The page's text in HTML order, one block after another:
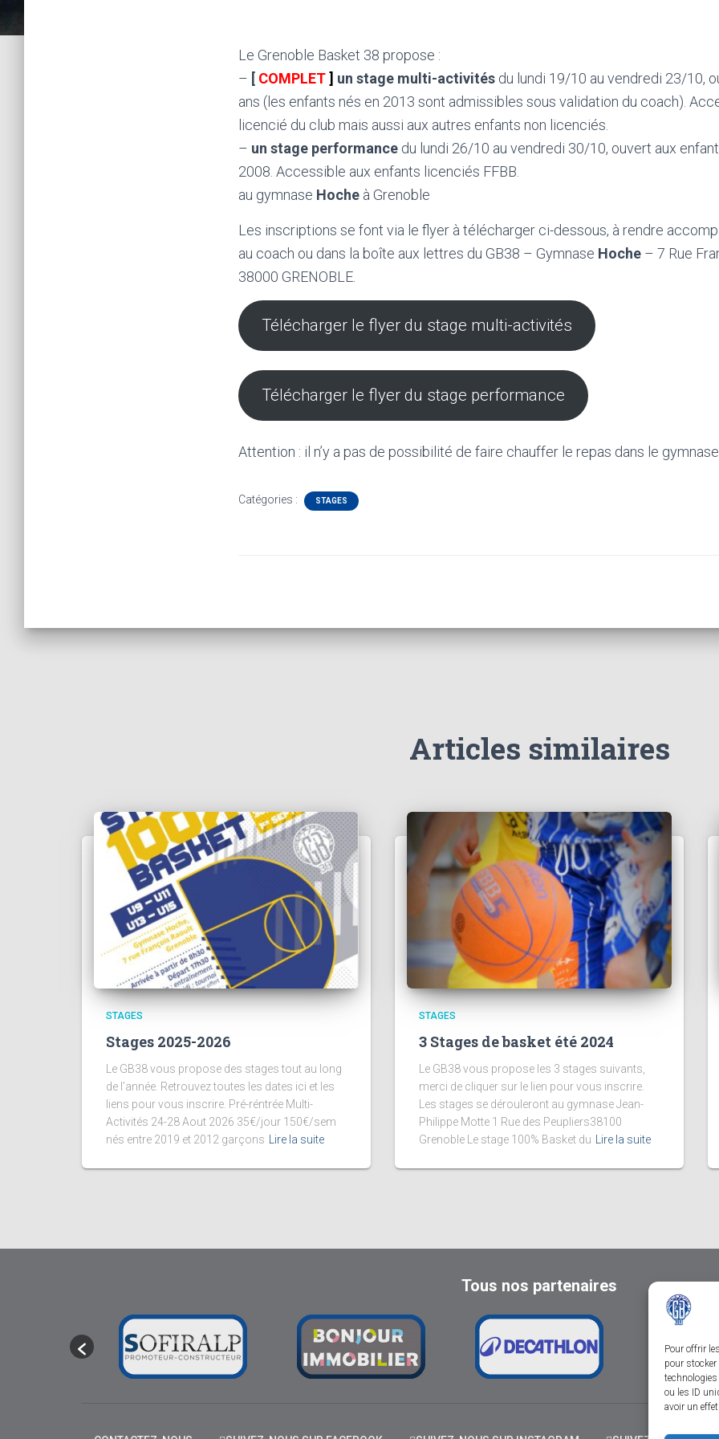
Pour offrir
pour
ou les ID
avoir un
Le Grenoble Basket 38 propose :
– [ COMPLET] un stage multi-activités du lundi 19/10 au vendredi 23/10,
ans (les enfants nés en 2013 sont admissibles sous validation du coach).
licencié du club mais aussi aux autres enfants non licenciés.
– un stage performance du lundi 26/10 au vendredi 30/10, ouvert aux
2008. Accessible aux enfants licenciés FFBB.
au gymnase Hoche à Grenoble
Les inscriptions se font via le flyer à télécharger ci-dessous, à rendre
au coach ou dans la boîte aux lettres du GB38 – Gymnase Hoche – 7 Rue
38000 GRENOBLE.
Télécharger le flyer du stage multi-activités
Télécharger le flyer du stage performance
Attention : il n’y a pas de possibilité de faire chauffer le repas dans le
Catégories : STAGES
Articles similaires
STAGES
Stages 2025-2026
Le GB38 vous propose des stages tout au long
de l’année. Retrouvez toutes les dates ici et les
liens pour vous inscrire. Pré-réntrée Multi-
Activités 24-28 Aout 2026 35€/jour 150€/sem
nés entre 2019 et 2012 garçons Lire la suite
STAGES
3 Stages de basket été 2024
Le GB38 vous propose les 3 stages suivants,
merci de cliquer sur le lien pour vous inscrire.
Les stages se dérouleront au gymnase Jean-
Philippe Motte 1 Rue des Peupliers38100
Grenoble Le stage 100% Basket du Lire la suite
Tous nos partenaires